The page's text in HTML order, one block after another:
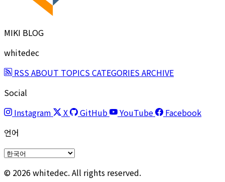
MIKI BLOG
whitedec
RSSABOUT TOPICSCATEGORIESARCHIVE
Social
Instagram
X GitHub YouTube
Facebook
언어
© 2026 whitedec. All rights reserved.